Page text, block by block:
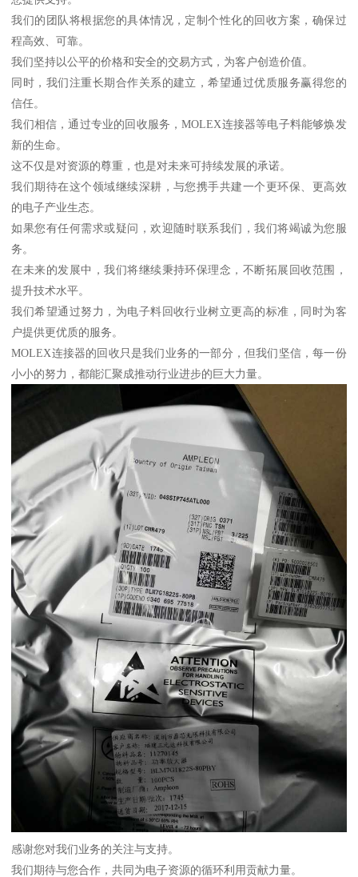
我们的团队将根据您的具体情况，定制个性化的回收方案，确保过
程高效、可靠。
我们坚持以公平的价格和安全的交易方式，为客户创造价值。
同时，我们注重长期合作关系的建立，希望通过优质服务赢得您的
信任。
我们相信，通过专业的回收服务，MOLEX连接器等电子料能够焕发
新的生命。
这不仅是对资源的尊重，也是对未来可持续发展的承诺。
我们期待在这个领域继续深耕，与您携手共建一个更环保、更高效
的电子产业生态。
如果您有任何需求或疑问，欢迎随时联系我们，我们将竭诚为您服
务。
在未来的发展中，我们将继续秉持环保理念，不断拓展回收范围，
提升技术水平。
我们希望通过努力，为电子料回收行业树立更高的标准，同时为客
户提供更优质的服务。
MOLEX连接器的回收只是我们业务的一部分，但我们坚信，每一份
小小的努力，都能汇聚成推动行业进步的巨大力量。
感谢您对我们业务的关注与支持。
我们期待与您合作，共同为电子资源的循环利用贡献力量。